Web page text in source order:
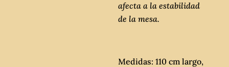
afecta a la estabilidad
de la mesa.
Medidas: 110 cm largo,